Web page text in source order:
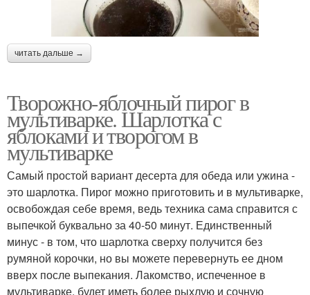
читать дальше →
Творожно-яблочный пирог в
мультиварке. Шарлотка с
яблоками и творогом в
мультиварке
Самый простой вариант десерта для обеда или ужина -
это шарлотка. Пирог можно приготовить и в мультиварке,
освобождая себе время, ведь техника сама справится с
выпечкой буквально за 40-50 минут. Единственный
минус - в том, что шарлотка сверху получится без
румяной корочки, но вы можете перевернуть ее дном
вверх после выпекания. Лакомство, испеченное в
мультиварке, будет иметь более рыхлую и сочную